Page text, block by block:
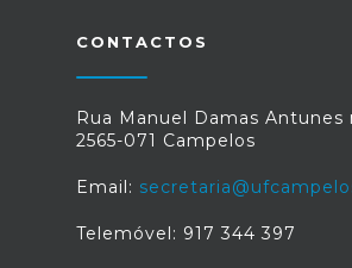
CONTACTOS
Rua Manuel Damas Antunes
2565-071 Campelos
Email:
Telemóvel: 917 344 397